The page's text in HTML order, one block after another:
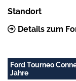
Standort
Details zum
Ford Tourneo
Jahre